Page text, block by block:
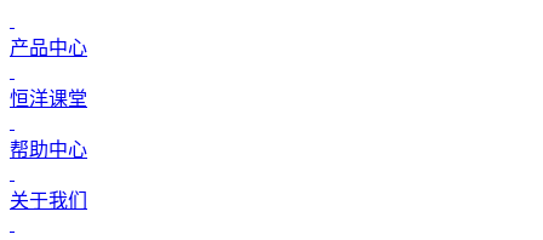
产品中心
恒洋课堂
帮助中心
关于我们